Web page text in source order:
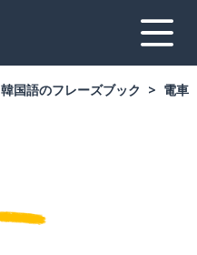
韓国語のフレーズブック 電車